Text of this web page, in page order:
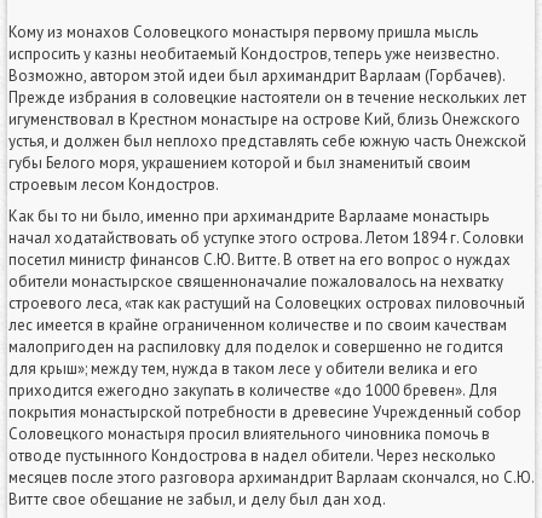
Кому из монахов Соловецкого монастыря первому пришла мысль
испросить у казны необитаемый Кондостров, теперь уже неизвестно.
Возможно, автором этой идеи был архимандрит Варлаам (Горбачев).
Прежде избрания в соловецкие настоятели он в течение нескольких лет
игуменствовал в Крестном монастыре на острове Кий, близь Онежского
устья, и должен был неплохо представлять себе южную часть Онежской
губы Белого моря, украшением которой и был знаменитый своим
строевым лесом Кондостров.
Как бы то ни было, именно при архимандрите Варлааме монастырь
начал ходатайствовать об уступке этого острова. Летом 1894 г. Соловки
посетил министр финансов С.Ю. Витте. В ответ на его вопрос о нуждах
обители монастырское священноначалие пожаловалось на нехватку
строевого леса, «так как растущий на Соловецких островах пиловочный
лес имеется в крайне ограниченном количестве и по своим качествам
малопригоден на распиловку для поделок и совершенно не годится
для крыш»; между тем, нужда в таком лесе у обители велика и его
приходится ежегодно закупать в количестве «до 1000 бревен». Для
покрытия монастырской потребности в древесине Учрежденный собор
Соловецкого монастыря просил влиятельного чиновника помочь в
отводе пустынного Кондострова в надел обители. Через несколько
месяцев после этого разговора архимандрит Варлаам скончался, но С.Ю.
Витте свое обещание не забыл, и делу был дан ход.